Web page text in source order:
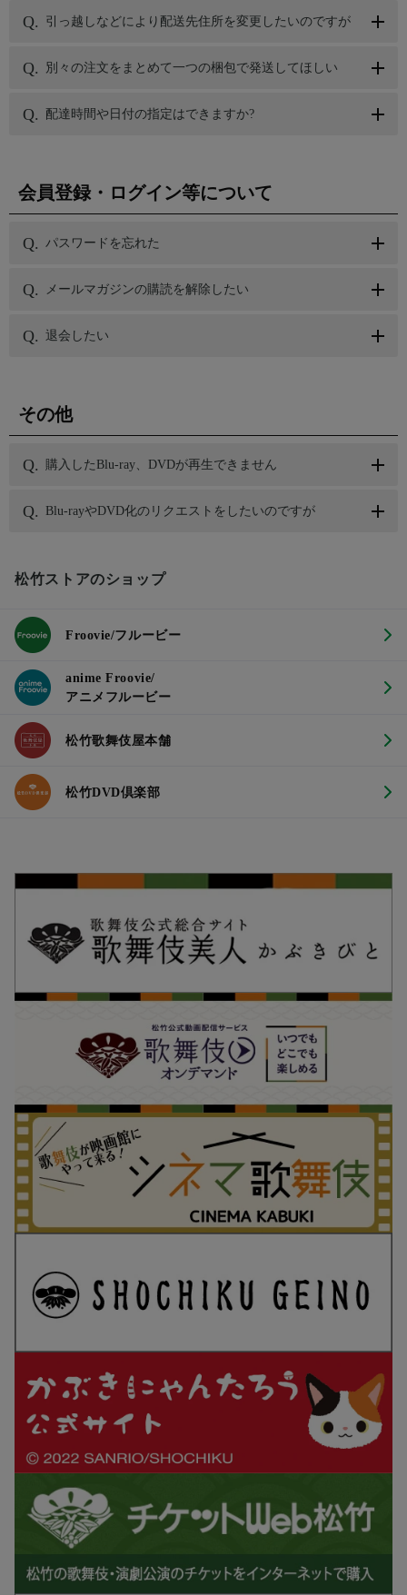
引っ越しなどにより配送先住所を変更したいのですが
別々の注文をまとめて一つの梱包で発送してほしい
配達時間や日付の指定はできますか?
会員登録・ログイン等について
パスワードを忘れた
メールマガジンの購読を解除したい
退会したい
その他
購入したBlu-ray、DVDが再生できません
Blu-rayやDVD化のリクエストをしたいのですが
松竹ストアのショップ
Froovie/フルービー
anime Froovie/
アニメフルービー
松竹歌舞伎屋本舗
松竹DVD倶楽部